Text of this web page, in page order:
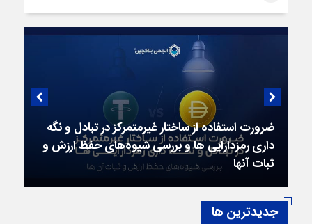
ضرورت استفاده از ساختار غیرمتمرکز در تبادل و نگه
داری رمزدارایی ها و بررسی شیوه‌‍‌های حفظ ارزش و
ثبات آنها
جديدترين ها